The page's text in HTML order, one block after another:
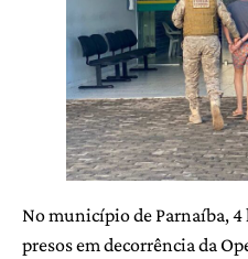
No município de Parnaíba,
presos em decorrência da